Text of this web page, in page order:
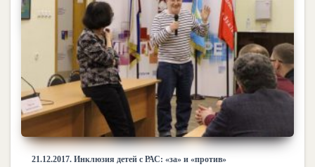
21.12.2017. Инклюзия детей с РАС: «за» и «против»